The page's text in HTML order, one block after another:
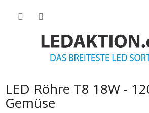
LED Röhre T8 18W -
Gemüse